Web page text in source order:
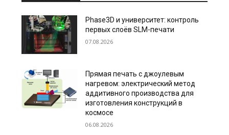
Phase3D и университет: контроль
первых слоёв SLM-печати
07.08.2026
Прямая печать с джоулевым
нагревом: электрический метод
аддитивного производства для
изготовления конструкций в
космосе
06.08.2026